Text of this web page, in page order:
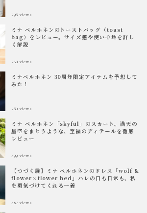
796 views
ミナ ペルホネンのトーストバッグ（toast
bag）をレビュー。サイズ感や使い心地を詳し
く解説
783 views
ミナペルホネン 30周年限定アイテムを予想して
みた！
760 views
ミナ ペルホネン「skyful」のスカート。満天の
星空をまとうような、至福のディテールを徹底
レビュー
599 views
【つづく展】ミナ ペルホネンのドレス「wolf &
flower×flower bed」ハレの日も日常も、私
を勇気づけてくれる一着
557 views